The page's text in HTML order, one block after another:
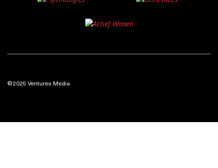
©2025 Ventures Media